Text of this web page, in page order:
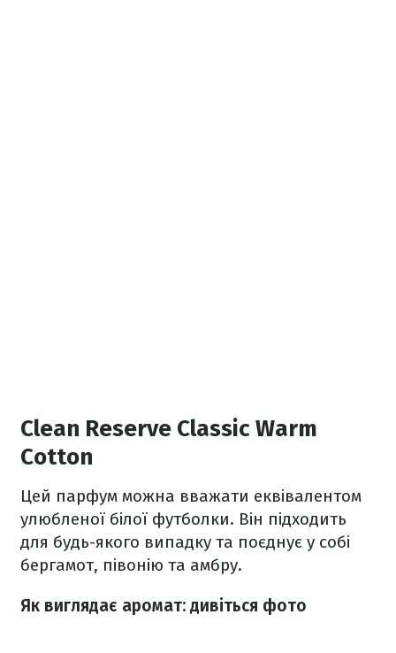
Clean Reserve Classic Warm
Cotton
Цей парфум можна вважати еквівалентом
улюбленої білої футболки. Він підходить
для будь-якого випадку та поєднує у собі
бергамот, півонію та амбру.
Як виглядає аромат: дивіться фото